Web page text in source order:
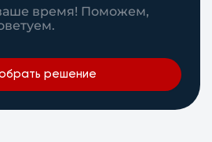
время! Поможем,
решение